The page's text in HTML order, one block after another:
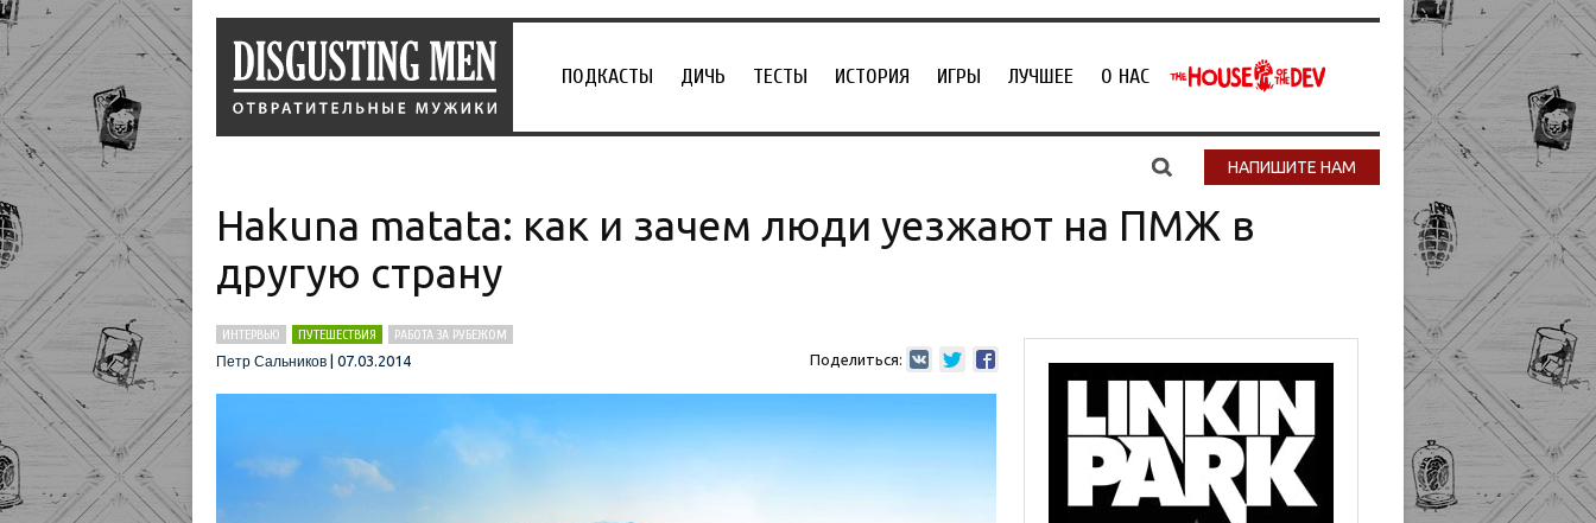
ПОДКАСТЫ ДИЧЬ ТЕСТЫ ИСТОРИЯ ИГРЫ ЛУЧШЕЕ О НАС
НАПИШИТЕ НАМ
Hakuna matata: как и зачем люди уезжают на ПМЖ в
другую страну
ИНТЕРВЬЮ ПУТЕШЕСТВИЯ
РАБОТА ЗА РУБЕЖОМ
Петр Сальников
07.03.2014 Поделиться: